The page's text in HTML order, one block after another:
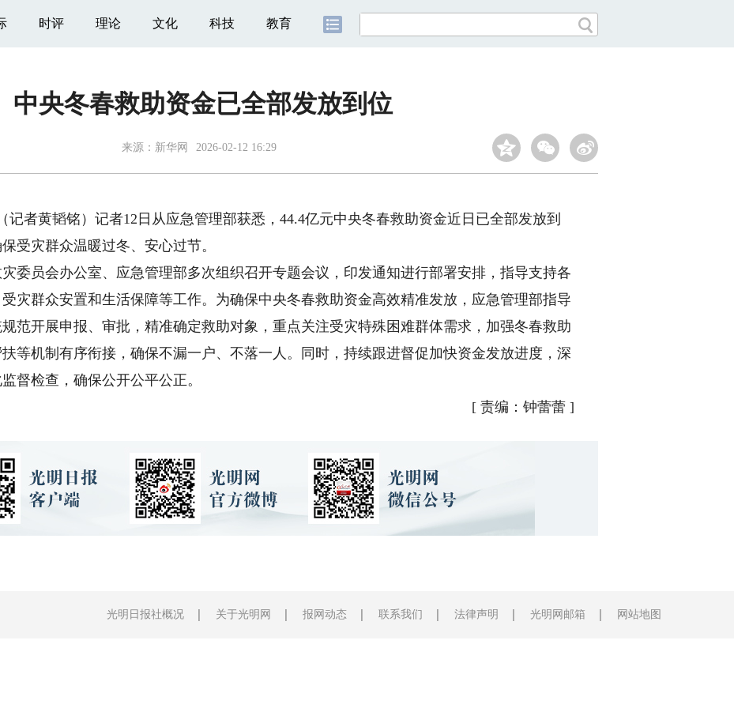
时评 理论 文化 科技 教育
中央冬春救助资金已全部发放到位
来源： 新华网 2026-02-12 16:29
者黄韬铭）记者12日从应急管理部获悉，44.4亿元中央冬春救助资金近日已全部发放到
受灾群众温暖过冬、安心过节。
员会办公室、应急管理部多次组织召开专题会议，印发通知进行部署安排，指导支持各
灾群众安置和生活保障等工作。为确保中央冬春救助资金高效精准发放，应急管理部指导
范开展申报、审批，精准确定救助对象，重点关注受灾特殊困难群体需求，加强冬春救助
等机制有序衔接，确保不漏一户、不落一人。同时，持续跟进督促加快资金发放进度，深
督检查，确保公开公平公正。
[ 责编：钟蕾蕾 ]
光明日报社概况 关于光明网 报网动态 联系我们 法律声明 光明网邮箱 网站地图